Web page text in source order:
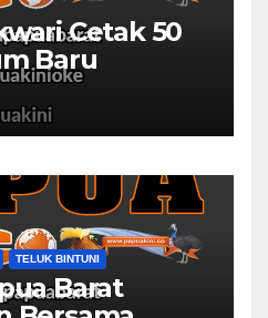
Cetak 50
Baru
TELUK BINTUNI
Barat